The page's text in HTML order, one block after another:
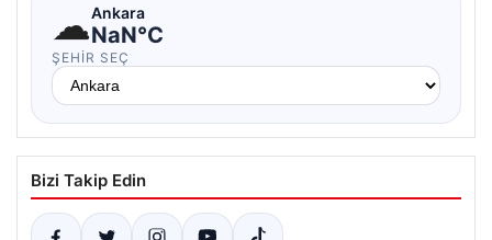
☁Ankara
NaN°C
ŞEHIR SEÇ
Bizi Takip Edin